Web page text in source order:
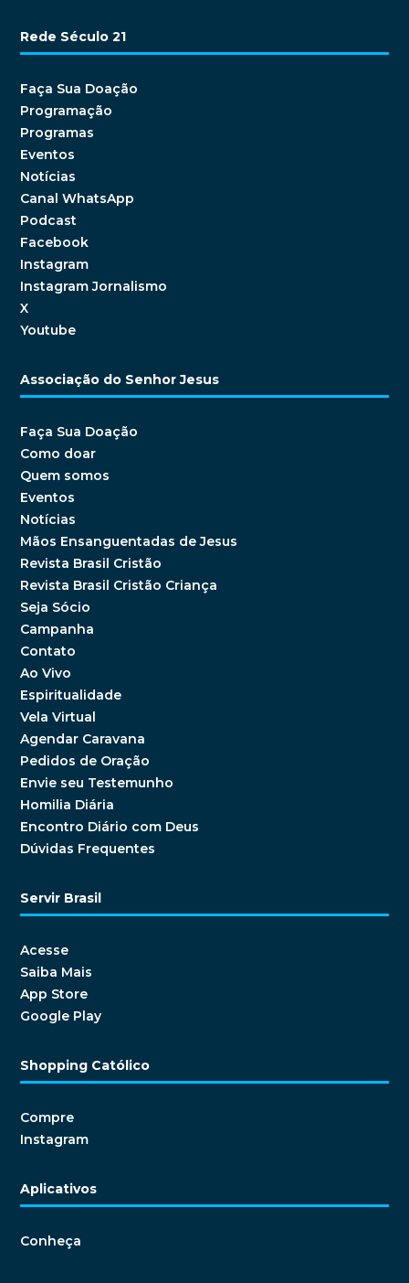
Rede Século 21
Faça Sua Doação
Programação
Programas
Eventos
Notícias
Canal WhatsApp
Podcast
Facebook
Instagram
Instagram Jornalismo
X
Youtube
Associação do Senhor Jesus
Faça Sua Doação
Como doar
Quem somos
Eventos
Notícias
Mãos Ensanguentadas de Jesus
Revista Brasil Cristão
Revista Brasil Cristão Criança
Seja Sócio
Campanha
Contato
Ao Vivo
Espiritualidade
Vela Virtual
Agendar Caravana
Pedidos de Oração
Envie seu Testemunho
Homilia Diária
Encontro Diário com Deus
Dúvidas Frequentes
Servir Brasil
Acesse
Saiba Mais
App Store
Google Play
Shopping Católico
Compre
Instagram
Aplicativos
Conheça